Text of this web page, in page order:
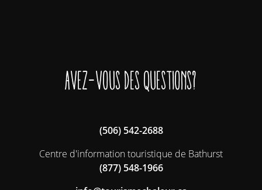
Avez-vous des questions?
(506) 542-2688
Centre d'information touristique de Bathurst
(877) 548-1966